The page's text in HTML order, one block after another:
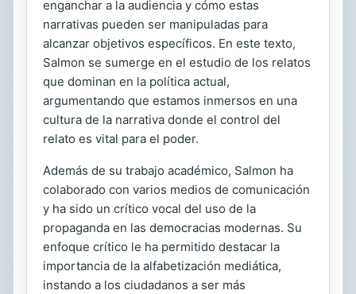
enganchar a la audiencia y cómo estas
narrativas pueden ser manipuladas para
alcanzar objetivos específicos. En este texto,
Salmon se sumerge en el estudio de los relatos
que dominan en la política actual,
argumentando que estamos inmersos en una
cultura de la narrativa donde el control del
relato es vital para el poder.
Además de su trabajo académico, Salmon ha
colaborado con varios medios de comunicación
y ha sido un crítico vocal del uso de la
propaganda en las democracias modernas. Su
enfoque crítico le ha permitido destacar la
importancia de la alfabetización mediática,
instando a los ciudadanos a ser más